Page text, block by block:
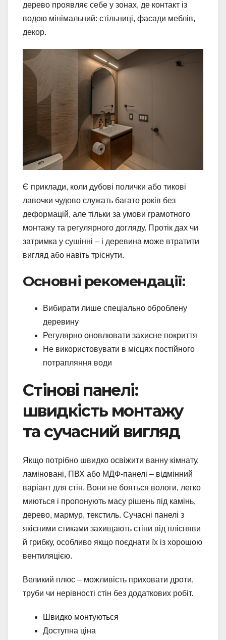
дерево проявляє себе у зонах, де контакт із
водою мінімальний: стільниці, фасади меблів,
декор.
Є приклади, коли дубові полички або тикові
лавочки чудово служать багато років без
деформацій, але тільки за умови грамотного
монтажу та регулярного догляду. Протік дах чи
затримка у сушінні – і деревина може втратити
вигляд або навіть тріснути.
Основні рекомендації:
Вибирати лише спеціально оброблену
деревину
Регулярно оновлювати захисне покриття
Не використовувати в місцях постійного
потрапляння води
Стінові панелі:
швидкість монтажу
та сучасний вигляд
Якщо потрібно швидко освіжити ванну кімнату,
ламіновані, ПВХ або МДФ-панелі – відмінний
варіант для стін. Вони не бояться вологи, легко
миються і пропонують масу рішень під камінь,
дерево, мармур, текстиль. Сучасні панелі з
якісними стиками захищають стіни від плісняви
й грибку, особливо якщо поєднати їх із хорошою
вентиляцією.
Великий плюс – можливість приховати дроти,
труби чи нерівності стін без додаткових робіт.
Швидко монтуються
Доступна ціна